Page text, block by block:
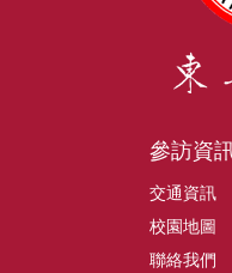
參訪資
交通資訊
校園地圖
聯絡我們